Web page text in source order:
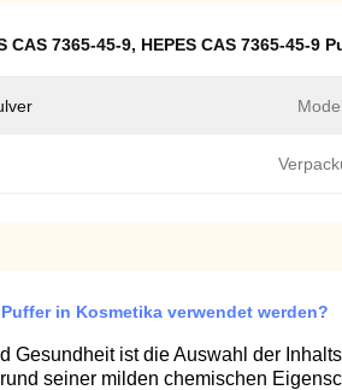
CAS 7365-45-9, HEPES CAS 7365-45-9
Puffer in Kosmetika verwendet werden?
Gesundheit ist die Auswahl der
seiner milden chemischen